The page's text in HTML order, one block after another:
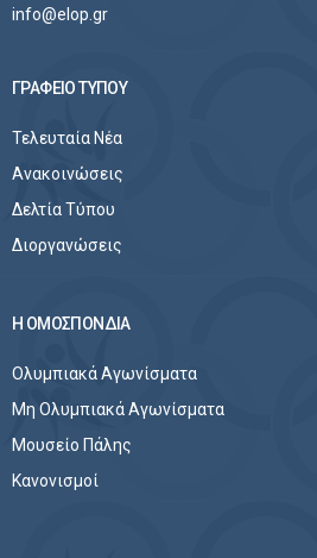
info@elop.gr
ΓΡΑΦΕΙΟ ΤΥΠΟΥ
Τελευταία Νέα
Ανακοινώσεις
Δελτία Τύπου
Διοργανώσεις
Η ΟΜΟΣΠΟΝΔΙΑ
Ολυμπιακά Αγωνίσματα
Μη Ολυμπιακά Αγωνίσματα
Μουσείο Πάλης
Κανονισμοί